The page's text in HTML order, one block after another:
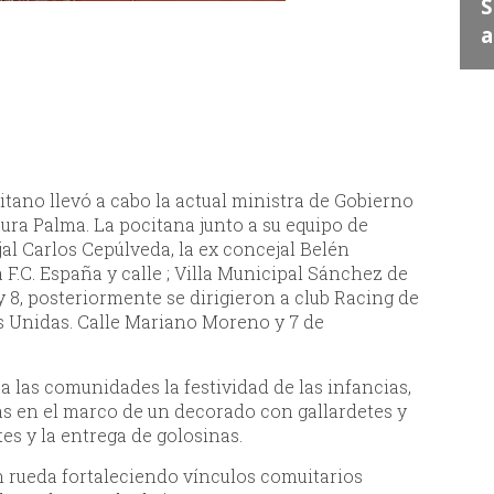
llevó a cabo la actual ministra de Gobierno
Palma. La pocitana junto a su equipo de
Carlos Cepúlveda, la ex concejal Belén
España y calle ; Villa Municipal Sánchez de
posteriormente se dirigieron a club Racing de
Calle Mariano Moreno y 7 de
las comunidades la festividad de las infancias,
el marco de un decorado con gallardetes y
y la entrega de golosinas.
rueda fortaleciendo vínculos comuitarios
Juan Escribe" en Santa